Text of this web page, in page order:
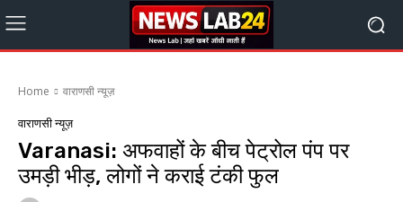
Home वाराणसी न्यूज़
वाराणसी न्यूज़
Varanasi: अफवाहों के बीच पेट्रोल पंप पर
उमड़ी भीड़, लोगों ने कराई टंकी फुल